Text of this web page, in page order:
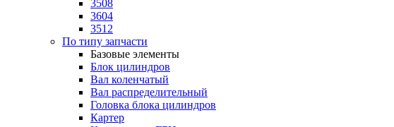
3508
3604
3512
По типу запчасти
Базовые элементы
Блок цилиндров
Вал коленчатый
Вал распределительный
Головка блока цилиндров
Картер